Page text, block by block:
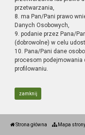
przetwarzania,
8. ma Pan/Pani prawo
Danych Osobowych,
9. podanie przez Pana/
(dobrowolne) w celu
10. Pana/Pani dane
procesom
profilowaniu.
zamknij
Strona główna Mapa